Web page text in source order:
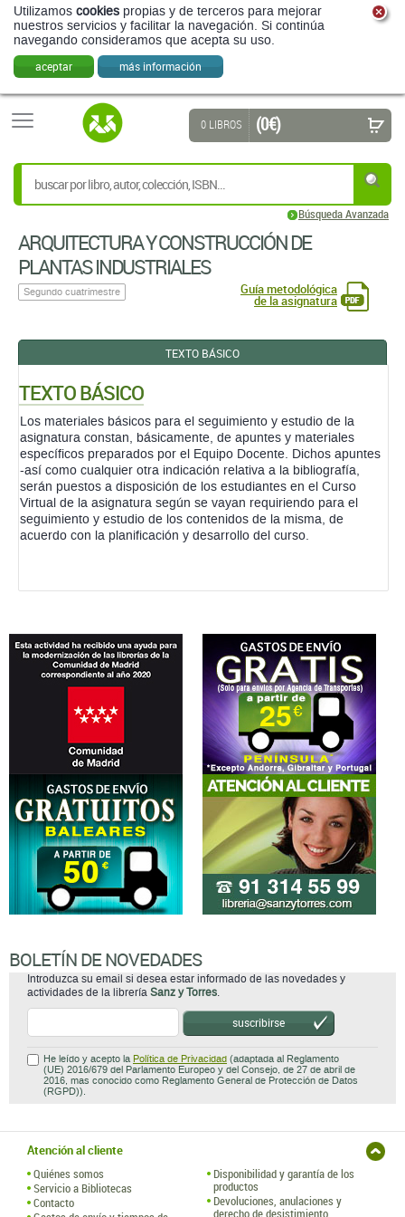
Utilizamos cookies propias y de terceros para mejorar
nuestros servicios y facilitar la navegación. Si continúa
navegando consideramos que acepta su uso.
aceptar más información
Búsqueda Avanzada
0 LIBROS (0 €)
ARQUITECTURA Y CONSTRUCCIÓN DE
PLANTAS INDUSTRIALES
Segundo cuatrimestre Guía metodológica
de la asignatura
TEXTO BÁSICO
TEXTO BÁSICO
Los materiales básicos para el seguimiento y estudio de la
asignatura constan, básicamente, de apuntes y materiales
específicos preparados por el Equipo Docente. Dichos apuntes
-así como cualquier otra indicación relativa a la bibliografía,
serán puestos a disposición de los estudiantes en el Curso
Virtual de la asignatura según se vayan requiriendo para el
seguimiento y estudio de los contenidos de la misma, de
acuerdo con la planificación y desarrollo del curso.
BOLETÍN DE NOVEDADES
Introduzca su email si desea estar informado de las novedades y
actividades de la librería Sanz y Torres.
suscribirse
He leído y acepto la Política de Privacidad (adaptada al Reglamento
(UE) 2016/679 del Parlamento Europeo y del Consejo, de 27 de abril de
2016, mas conocido como Reglamento General de Protección de Datos
(RGPD)).
Atención al cliente
Quiénes somos
Servicio a Bibliotecas
Contacto
Disponibilidad y garantía de los
productos
Devoluciones, anulaciones y
derecho de desistimiento